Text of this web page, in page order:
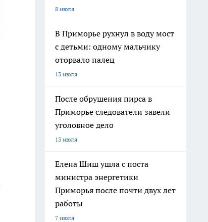
8 июля
В Приморье рухнул в воду мост
с детьми: одному мальчику
оторвало палец
13 июля
После обрушения пирса в
Приморье следователи завели
уголовное дело
13 июля
Елена Шиш ушла с поста
министра энергетики
Приморья после почти двух лет
работы
7 июля